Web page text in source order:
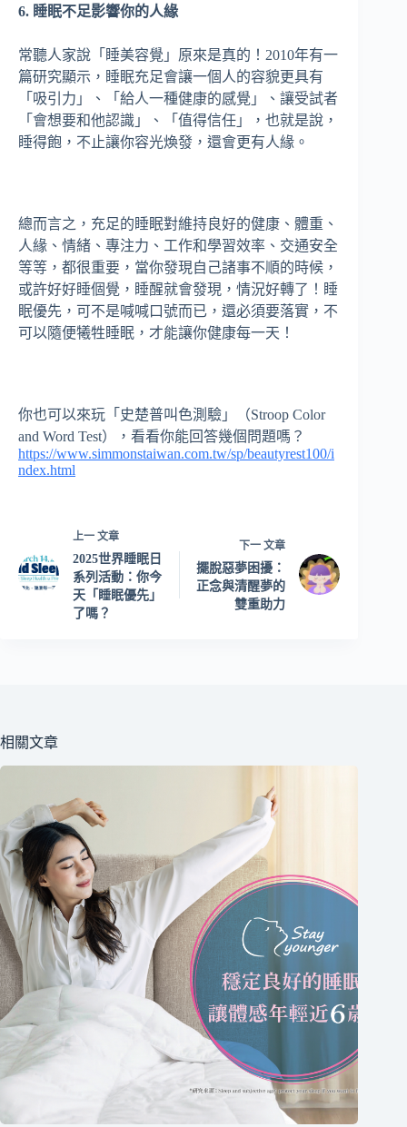
6. 睡眠不足影響你的人緣
常聽人家說「睡美容覺」原來是真的！2010年有一
篇研究顯示，睡眠充足會讓一個人的容貌更具有
「吸引力」、「給人一種健康的感覺」、讓受試者
「會想要和他認識」、「值得信任」，也就是說，
睡得飽，不止讓你容光煥發，還會更有人緣。
總而言之，充足的睡眠對維持良好的健康、體重、
人緣、情緒、專注力、工作和學習效率、交通安全
等等，都很重要，當你發現自己諸事不順的時候，
或許好好睡個覺，睡醒就會發現，情況好轉了！睡
眠優先，可不是喊喊口號而已，還必須要落實，不
可以隨便犧牲睡眠，才能讓你健康每一天！
你也可以來玩「史楚普叫色測驗」（Stroop Color
and Word Test），看看你能回答幾個問題嗎？
https://www.simmonstaiwan.com.tw/sp/beautyrest100/i
ndex.html
上一 文章
2025世界睡眠日
系列活動：你今
天「睡眠優先」
了嗎？
下一文章
擺脫惡夢困擾：
正念與清醒夢的
雙重助力
相關文章